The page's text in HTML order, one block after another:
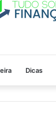
Dicas